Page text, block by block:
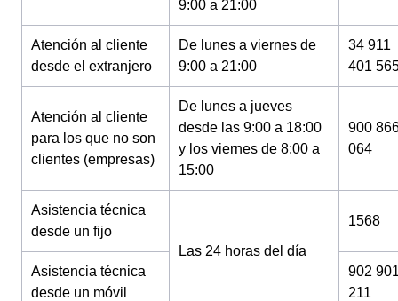
9:00 a 21:00
Atención al cliente
desde el extranjero
De lunes a viernes de
9:00 a 21:00
34 911
401
Atención al cliente
para los que no son
clientes (empresas)
De lunes a jueves
desde las 9:00 a 18:00
y los viernes de 8:00 a
15:00
900
064
Asistencia técnica
desde un fijo
Las 24 horas del día
1568
Asistencia técnica
desde un móvil
902
211